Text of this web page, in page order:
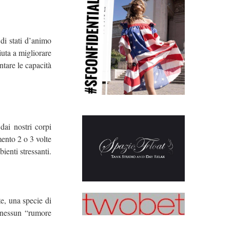
stati d’animo
a migliorare
le capacità
nostri corpi
2 o 3 volte
stressanti.
una specie di
“rumore